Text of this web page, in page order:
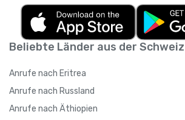
Beliebte Länder aus der Schweiz
Anrufe nach Eritrea
Anrufe nach Russland
Anrufe nach Äthiopien